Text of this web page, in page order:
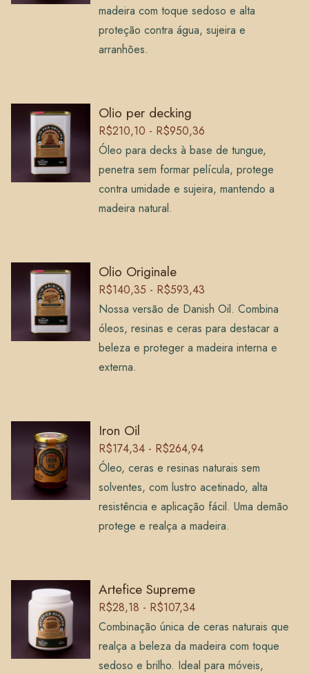
madeira com toque sedoso e alta
proteção contra água, sujeira e
arranhões.
Olio per decking
R$210,10 - R$950,36
Óleo para decks à base de tungue,
penetra sem formar película, protege
contra umidade e sujeira, mantendo a
madeira natural.
Olio Originale
R$140,35 - R$593,43
Nossa versão de Danish Oil. Combina
óleos, resinas e ceras para destacar a
beleza e proteger a madeira interna e
externa.
Iron Oil
R$174,34 - R$264,94
Óleo, ceras e resinas naturais sem
solventes, com lustro acetinado, alta
resistência e aplicação fácil. Uma demão
protege e realça a madeira.
Artefice Supreme
R$28,18 - R$107,34
Combinação única de ceras naturais que
realça a beleza da madeira com toque
sedoso e brilho. Ideal para móveis,